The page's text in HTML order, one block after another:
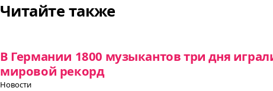
Читайте также
В Германии 1800 музыкантов три дня
мировой рекорд
Новости